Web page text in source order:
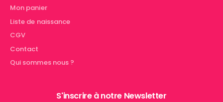
Mon panier
Liste de naissance
CGV
Contact
Qui sommes nous ?
S'inscrire à notre Newsletter